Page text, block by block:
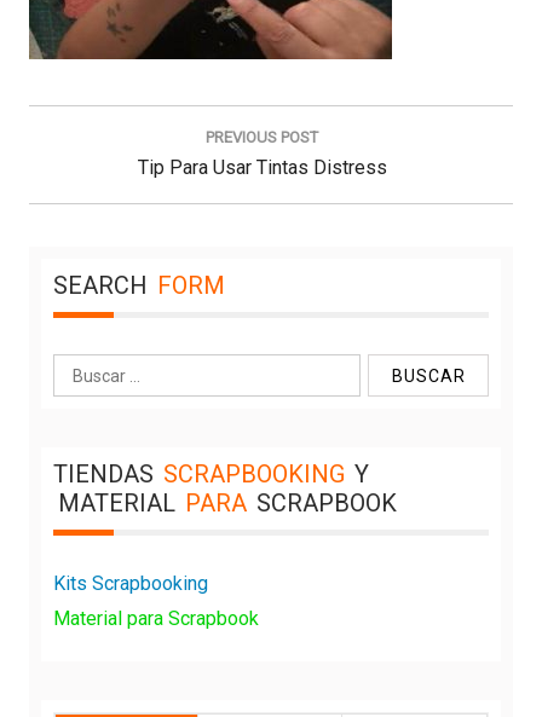
Navegación
PREVIOUS POST
Previous
Post:
Tip Para Usar Tintas Distress
SEARCH FORM
Buscar:
TIENDAS SCRAPBOOKING Y
MATERIAL PARA SCRAPBOOK
Kits Scrapbooking
Material para Scrapbook